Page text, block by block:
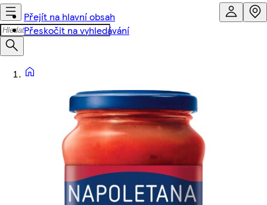
Přejít na hlavní obsah
Přeskočit na vyhledávání